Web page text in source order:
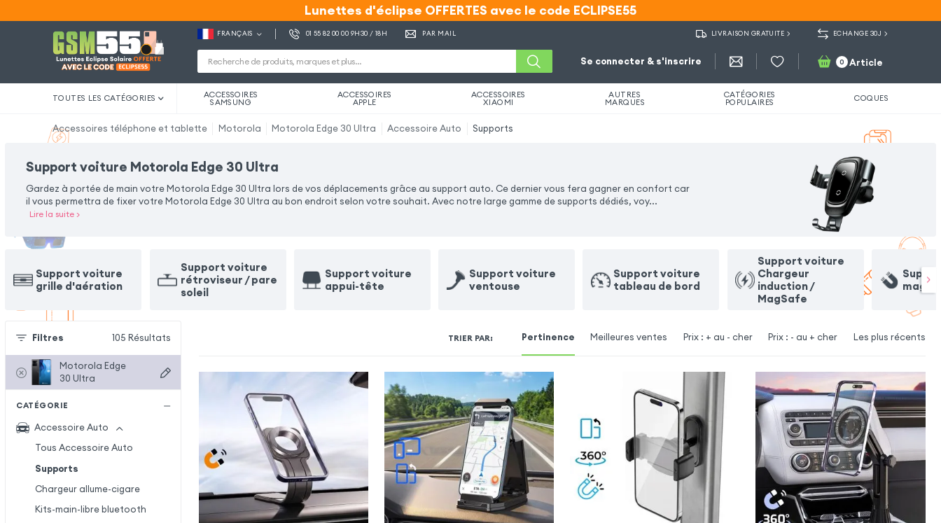
Lunettes d'éclipse OFFERTES avec le code ECLIPSE55
Lunettes d'éclipse OFFERTES avec le code ECLIPSE55
FRANÇAIS 01 55 82 00 00 9H30 / 18H PAR MAIL LIVRAISON GRATUITE ECHANGE 30J
Se connecter & s'inscrire 0 Article
TOUTES LES CATÉGORIES ACCESSOIRES
SAMSUNG
ACCESSOIRES
APPLE
ACCESSOIRES
XIAOMI
AUTRES
MARQUES
CATÉGORIES
POPULAIRES COQUES
Accessoires téléphone et tablette Motorola Motorola Edge 30 Ultra Accessoire Auto Supports
Support voiture Motorola Edge 30 Ultra
Gardez à portée de main votre Motorola Edge 30 Ultra lors de vos déplacements grâce au support auto. Ce dernier vous fera gagner en confort car
il vous permettra de fixer votre Motorola Edge 30 Ultra au bon endroit selon votre souhait. Avec notre large gamme de supports dédiés, voy...
Lire la suite>
Support voiture
grille d'aération
Support voiture
rétroviseur / pare
soleil
Support voiture
appui-tête
Support voiture
ventouse
Support voiture
tableau de bord
Support voiture
Chargeur
induction /
MagSafe
Filtres 105 Résultats
Motorola Edge
30 Ultra
CATÉGORIE
Accessoire Auto
Tous Accessoire Auto
Supports
Chargeur allume-cigare
Kits-main-libre bluetooth
TRIER PAR: Pertinence Meilleures ventes Prix : + au - cher Prix : - au + cher Les plus récents